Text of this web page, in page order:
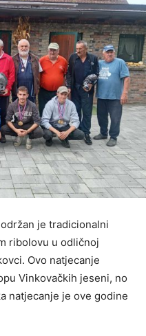
je tradicionalni
ribolovu u odličnoj
Ovo natjecanje
Vinkovačkih jeseni, no
natjecanje je ove godine